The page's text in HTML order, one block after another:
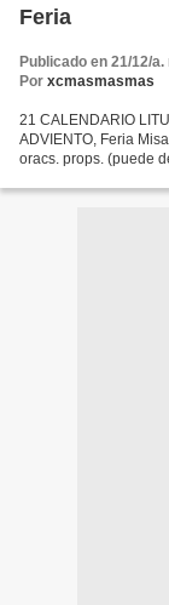
Feria
Publicado en 21/12/a.
Por xcmasmasmas
21 CALENDARIO
ADVIENTO, Feria
oracs. props. (puede